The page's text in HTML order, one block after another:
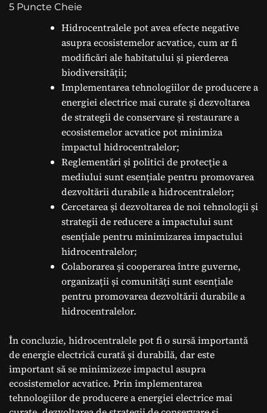
5 Puncte Cheie
Hidrocentralele pot avea efecte negative
asupra ecosistemelor acvatice, cum ar fi
modificări ale habitatului și pierderea
biodiversității;
Implementarea tehnologiilor de producere a
energiei electrice mai curate și dezvoltarea
de strategii de conservare și restaurare a
ecosistemelor acvatice pot minimiza
impactul hidrocentralelor;
Reglementări și politici de protecție a
mediului sunt esențiale pentru promovarea
dezvoltării durabile a hidrocentralelor;
Cercetarea și dezvoltarea de noi tehnologii și
strategii de reducere a impactului sunt
esențiale pentru minimizarea impactului
hidrocentralelor;
Colaborarea și cooperarea între guverne,
organizații și comunități sunt esențiale
pentru promovarea dezvoltării durabile a
hidrocentralelor.
În concluzie, hidrocentralele pot fi o sursă importantă
de energie electrică curată și durabilă, dar este
important să se minimizeze impactul asupra
ecosistemelor acvatice. Prin implementarea
tehnologiilor de producere a energiei electrice mai